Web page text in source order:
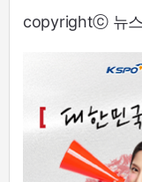
copyrightⓒ 뉴스